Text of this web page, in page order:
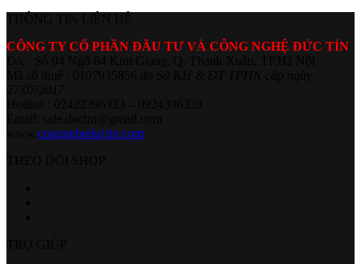
CÔNG TY CỔ PHẦN ĐẦU TƯ VÀ CÔNG NGHỆ ĐỨC TÍN
congngheductin.com